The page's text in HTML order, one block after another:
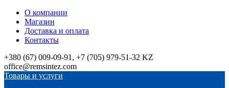
О компании
Магазин
Доставка и оплата
Контакты
+380 (67) 009-09-91, +7 (705) 979-51-32 KZ
office@remsintez.com
Товары и услуги